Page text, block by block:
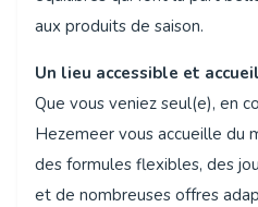
aux produits de saison.
Un lieu accessible et
Que vous veniez seul(e), en
Hezemeer vous accueille du
des formules flexibles, des
et de nombreuses offres